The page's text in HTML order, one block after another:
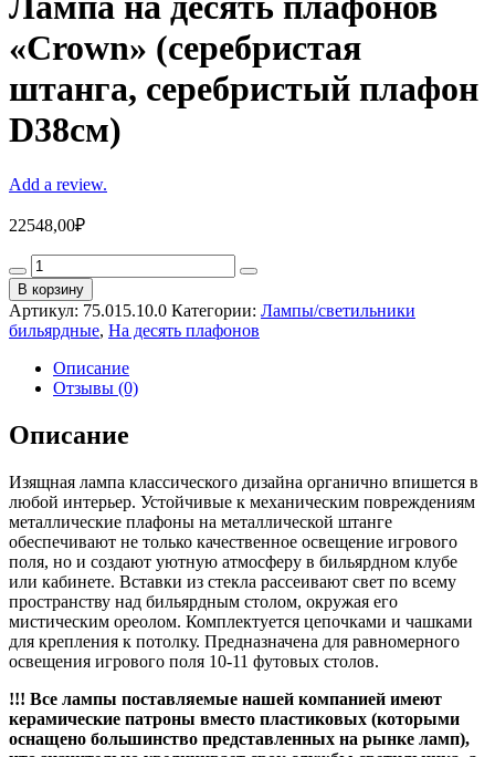
«Crown» (серебристая
штанга, серебристый плафон
D38см)
Add a review.
22548,00₽
Лампа
на
десять
плафонов
«Crown»
(серебристая
штанга,
серебристый
D38см)
В корзину
Артикул: 75.015.10.0 Категории: Лампы/светильники
бильярдные, На десять плафонов
Описание
Отзывы (0)
Описание
Изящная лампа классического дизайна органично впишется в
любой интерьер. Устойчивые к механическим повреждениям
металлические плафоны на металлической штанге
обеспечивают не только качественное освещение игрового
поля, но и создают уютную атмосферу в бильярдном клубе
или кабинете. Вставки из стекла рассеивают свет по всему
пространству над бильярдным столом, окружая его
мистическим ореолом. Комплектуется цепочками и чашками
для крепления к потолку. Предназначена для равномерного
освещения игрового поля 10-11 футовых столов.
!!! Все лампы поставляемые нашей компанией имеют
керамические патроны вместо пластиковых (которыми
оснащено большинство представленных на рынке ламп),